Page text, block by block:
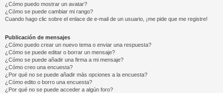
¿Cómo puedo mostrar un avatar?
¿Cómo se puede cambiar mi rango?
Cuando hago clic sobre el enlace de e-mail de un usuario, ¡me pide que me registre!
Publicación de mensajes
¿Cómo puedo crear un nuevo tema o enviar una respuesta?
¿Cómo se puede editar o borrar un mensaje?
¿Cómo se puede añadir una firma a mi mensaje?
¿Cómo creo una encuesta?
¿Por qué no se puede añadir más opciones a la encuesta?
¿Cómo edito o borro una encuesta?
¿Por qué no se puede acceder a algún foro?